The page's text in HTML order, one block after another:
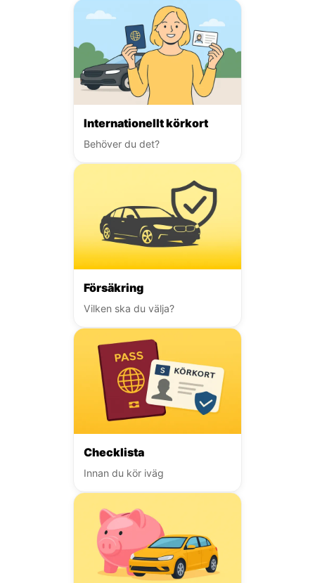
Internationellt körkort
Behöver du det?
Försäkring
Vilken ska du välja?
Checklista
Innan du kör iväg